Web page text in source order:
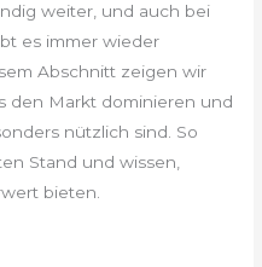
weiter, und auch bei
es immer wieder
Abschnitt zeigen wir
den Markt dominieren und
nützlich sind. So
Stand und wissen,
bieten.